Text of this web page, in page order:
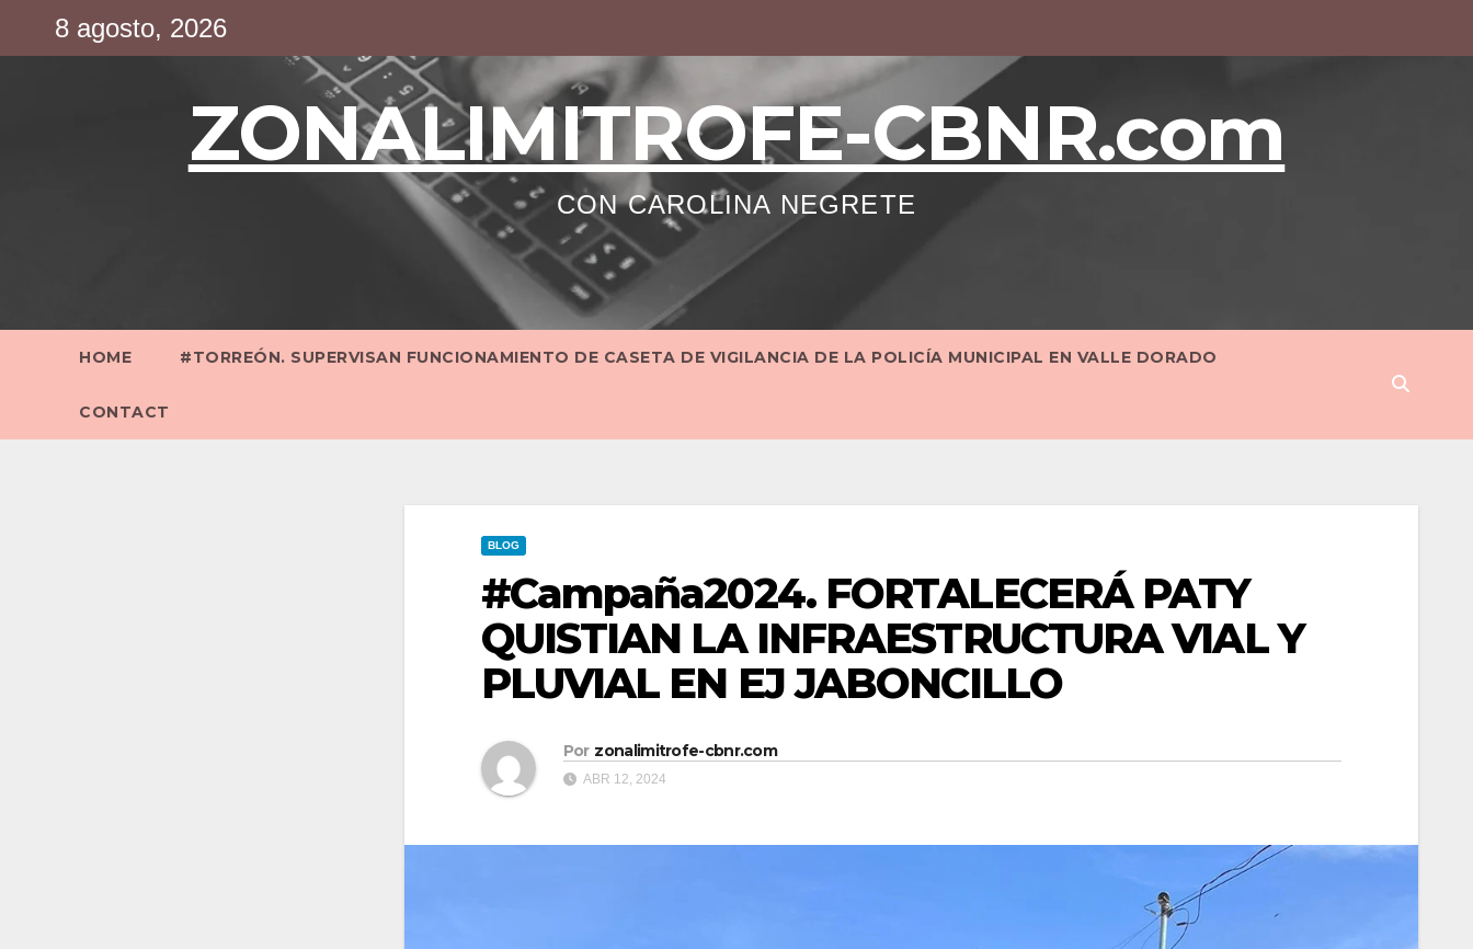
8 agosto, 2026
ZONALIMITROFE-CBNR.com
CON CAROLINA NEGRETE
HOME #TORREÓN. SUPERVISAN FUNCIONAMIENTO DE CASETA DE VIGILANCIA DE LA POLICÍA MUNICIPAL EN VALLE DORADO
CONTACT
BLOG
#Campaña2024. FORTALECERÁ PATY
QUISTIAN LA INFRAESTRUCTURA VIAL Y
PLUVIAL EN EJ JABONCILLO
Por zonalimitrofe-cbnr.com
ABR 12, 2024